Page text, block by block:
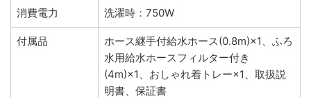
消費電力 洗濯時：750W
付属品
ホース継手付給水ホース(0.8m)×1、ふろ
水用給水ホースフィルター付き
(4m)×1、おしゃれ着トレー×1、取扱説
明書、保証書